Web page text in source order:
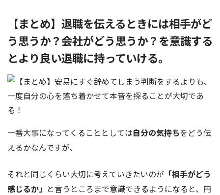
【まとめ】退職を伝えるときには相手がど
う思うか？会社がどう思うか？を意識する
とより良い退職に持っていける。
一番大事になってくることとしては自分の気持ちをどう伝
えるかなんですが、
それと同じくらい大切に考えていきたいのが 「相手がどう
感じるか」 と言うところまで意識できるようになると、円